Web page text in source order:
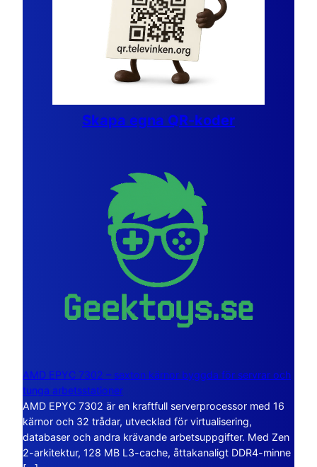
Skapa egna QR-koder
AMD EPYC 7302 – sexton kärnor byggda för servrar och
tunga arbetsstationer
AMD EPYC 7302 är en kraftfull serverprocessor med 16
kärnor och 32 trådar, utvecklad för virtualisering,
databaser och andra krävande arbetsuppgifter. Med Zen
2-arkitektur, 128 MB L3-cache, åttakanaligt DDR4-minne